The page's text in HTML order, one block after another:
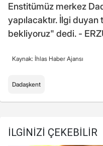
Enstitümüz merkez
yapılacaktır. İlgi
bekliyoruz" dedi. -
Kaynak: İhlas Haber Ajansı
Dadaşkent